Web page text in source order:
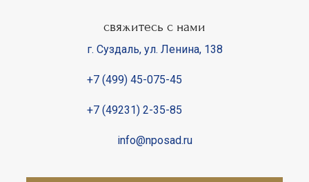
свяжитесь с нами
г. Суздаль, ул. Ленина, 138
+7 (499) 45-075-45
+7 (49231) 2-35-85
info@nposad.ru